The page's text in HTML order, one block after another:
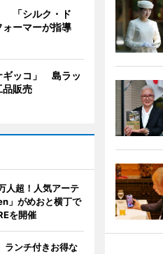
「シルク・ド
ォーマーが指導
ギッコ」 島ラッ
品販売
人超！人気アーテ
」がめおと横丁で
を開催
ランチ付きお得な